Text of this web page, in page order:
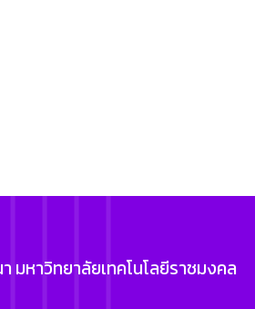
มหาวิทยาลัยเทคโนโลยีราชมงคล